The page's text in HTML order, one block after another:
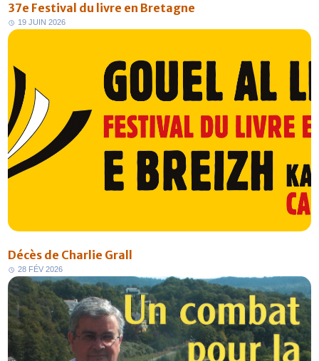
37e Festival du livre en Bretagne
19 JU N 2026
Décès de Charlie Grall
28 FÉV 2026